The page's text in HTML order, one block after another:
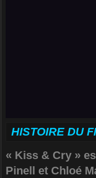
HISTOIRE DU
« Kiss & Cry »
Pinell et Chloé